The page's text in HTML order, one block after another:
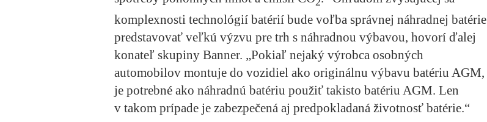
komplexnosti technológií batérií bude voľba správnej náhradnej batérie
predstavovať veľkú výzvu pre trh s náhradnou výbavou, hovorí ďalej
konateľ skupiny Banner. „Pokiaľ nejaký výrobca osobných
automobilov montuje do vozidiel ako originálnu výbavu batériu AGM,
je potrebné ako náhradnú batériu použiť takisto batériu AGM. Len
v takom prípade je zabezpečená aj predpokladaná životnosť batérie.“